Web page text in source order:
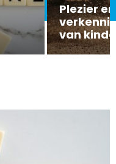
Plezier
van